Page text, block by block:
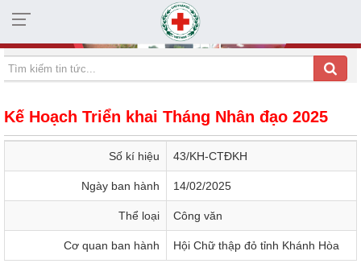
HỘI CHỮ THẬP ĐỎ TỈNH KHÁNH HÒA
Kế Hoạch Triển khai Tháng Nhân đạo 2025
Số kí hiệu 43/KH-CTĐKH
Ngày ban hành 14/02/2025
Thể loại Công văn
Cơ quan ban hành Hội Chữ thập đỏ tỉnh Khánh Hòa